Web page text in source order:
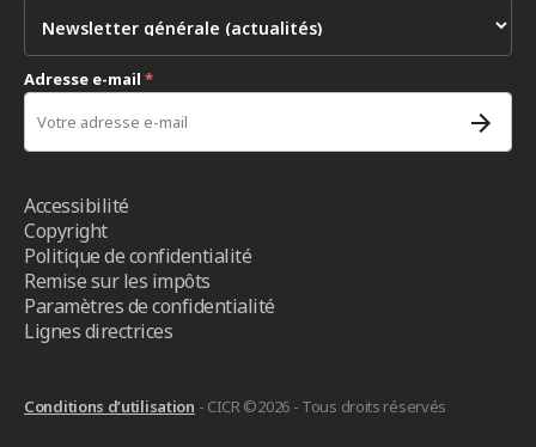
Adresse e-mail *
Accessibilité
Copyright
Politique de confidentialité
Remise sur les impôts
Paramètres de confidentialité
Lignes directrices
Conditions d’utilisation - CICR ©2026 - Tous droits réservés